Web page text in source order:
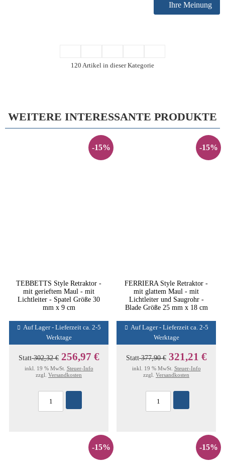
Ihre Meinung
120 Artikel in dieser Kategorie
WEITERE INTERESSANTE PRODUKTE
-15%
TEBBETTS Style Retraktor -
mit gerieftem Maul - mit
Lichtleiter - Spatel Größe 30
mm x 9 cm
Auf Lager - Lieferzeit ca. 2-5
Werktage
Statt302,32 € 256,97 €
inkl. 19 % MwSt. Steuer-Info
zzgl. Versandkosten
-15%
FERRIERA Style Retraktor -
mit glattem Maul - mit
Lichtleiter und Saugrohr -
Blade Größe 25 mm x 18 cm
Auf Lager - Lieferzeit ca. 2-5
Werktage
Statt377,90 € 321,21 €
inkl. 19 % MwSt. Steuer-Info
zzgl. Versandkosten
-15% -15%